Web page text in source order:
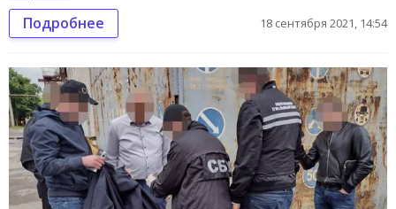
Подробнее 18 сентября 2021, 14:54